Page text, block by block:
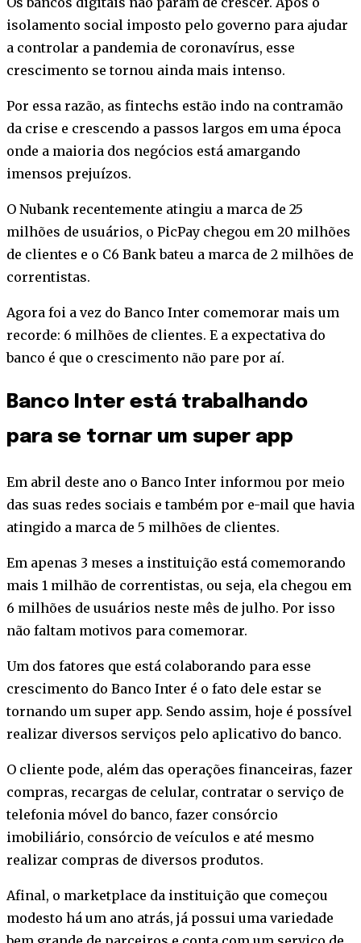
isolamento social imposto pelo governo para ajudar
a controlar a pandemia de coronavírus, esse
crescimento se tornou ainda mais intenso.
Por essa razão, as fintechs estão indo na contramão
da crise e crescendo a passos largos em uma época
onde a maioria dos negócios está amargando
imensos prejuízos.
O Nubank recentemente atingiu a marca de 25
milhões de usuários, o PicPay chegou em 20 milhões
de clientes e o C6 Bank bateu a marca de 2 milhões de
correntistas.
Agora foi a vez do Banco Inter comemorar mais um
recorde: 6 milhões de clientes. E a expectativa do
banco é que o crescimento não pare por aí.
Banco Inter está trabalhando
para se tornar um super app
Em abril deste ano o Banco Inter informou por meio
das suas redes sociais e também por e-mail que havia
atingido a marca de 5 milhões de clientes.
Em apenas 3 meses a instituição está comemorando
mais 1 milhão de correntistas, ou seja, ela chegou em
6 milhões de usuários neste mês de julho. Por isso
não faltam motivos para comemorar.
Um dos fatores que está colaborando para esse
crescimento do Banco Inter é o fato dele estar se
tornando um super app. Sendo assim, hoje é possível
realizar diversos serviços pelo aplicativo do banco.
O cliente pode, além das operações financeiras, fazer
compras, recargas de celular, contratar o serviço de
telefonia móvel do banco, fazer consórcio
imobiliário, consórcio de veículos e até mesmo
realizar compras de diversos produtos.
Afinal, o marketplace da instituição que começou
modesto há um ano atrás, já possui uma variedade